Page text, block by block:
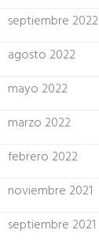
septiembre 2022
agosto 2022
mayo 2022
marzo 2022
febrero 2022
noviembre 2021
septiembre 2021